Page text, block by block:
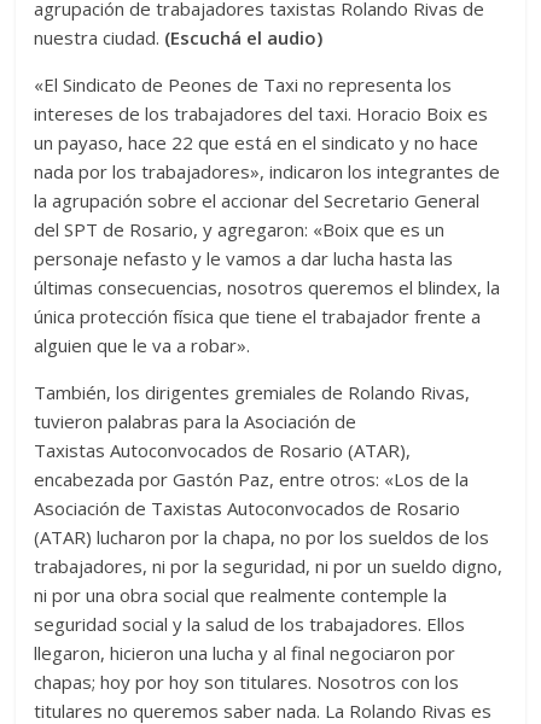
agrupación de trabajadores taxistas Rolando Rivas de
nuestra ciudad. (Escuchá el audio)
«El Sindicato de Peones de Taxi no representa los
intereses de los trabajadores del taxi. Horacio Boix es
un payaso, hace 22 que está en el sindicato y no hace
nada por los trabajadores», indicaron los integrantes de
la agrupación sobre el accionar del Secretario General
del SPT de Rosario, y agregaron: «Boix que es un
personaje nefasto y le vamos a dar lucha hasta las
últimas consecuencias, nosotros queremos el blindex, la
única protección física que tiene el trabajador frente a
alguien que le va a robar».
También, los dirigentes gremiales de Rolando Rivas,
tuvieron palabras para la Asociación de
Taxistas Autoconvocados de Rosario (ATAR),
encabezada por Gastón Paz, entre otros: «Los de la
Asociación de Taxistas Autoconvocados de Rosario
(ATAR) lucharon por la chapa, no por los sueldos de los
trabajadores, ni por la seguridad, ni por un sueldo digno,
ni por una obra social que realmente contemple la
seguridad social y la salud de los trabajadores. Ellos
llegaron, hicieron una lucha y al final negociaron por
chapas; hoy por hoy son titulares. Nosotros con los
titulares no queremos saber nada. La Rolando Rivas es